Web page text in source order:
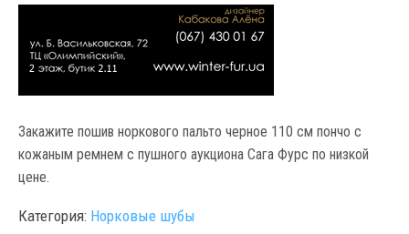
Закажите пошив норкового пальто черное 110 см пончо с
кожаным ремнем с пушного аукциона Сага Фурс по низкой
цене.
Категория: Норковые шубы